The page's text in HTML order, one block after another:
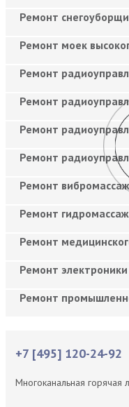
Ремонт
Ремонт моек
Ремонт
Ремонт
Ремонт
Ремонт
Ремонт
Ремонт
Ремонт
Ремонт электроники
Ремонт
+7 [495] 120-24-92
Многоканальная горячая